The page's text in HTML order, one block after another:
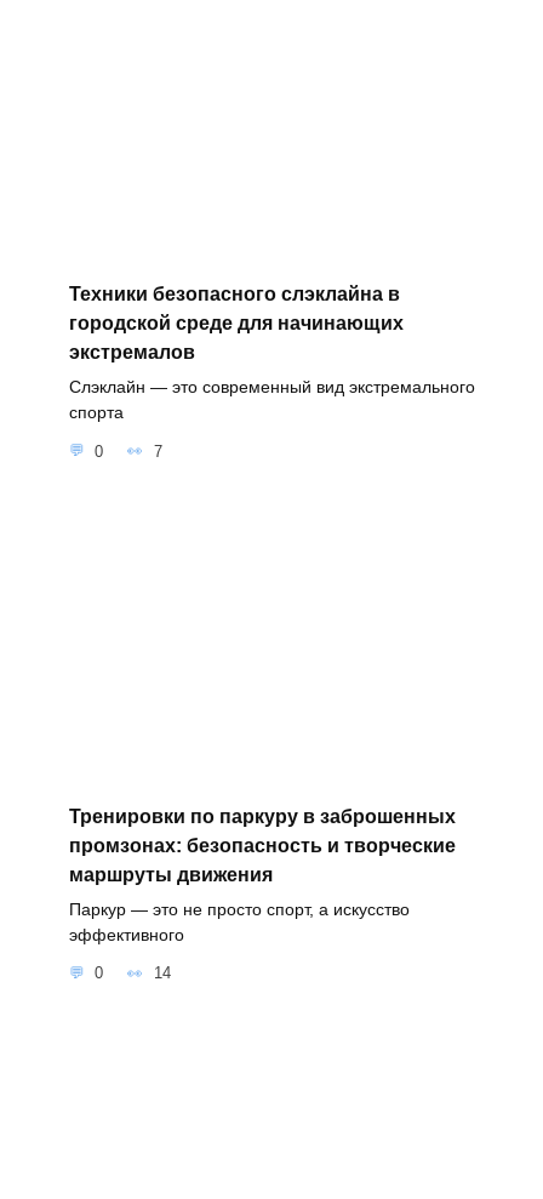
Техники безопасного слэклайна в
городской среде для начинающих
экстремалов
Слэклайн — это современный вид экстремального
спорта
0 7
Тренировки по паркуру в заброшенных
промзонах: безопасность и творческие
маршруты движения
Паркур — это не просто спорт, а искусство
эффективного
0 14